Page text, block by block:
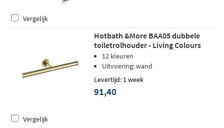
Vergelijk
Hotbath &More BAA05 dubbele
toiletrolhouder - Living Colours
vormen een Poetsbaar patina -
Geborsteld messing
12 kleuren
Uitvoering: wand
Levertijd: 1 week
91,40
Vergelijk